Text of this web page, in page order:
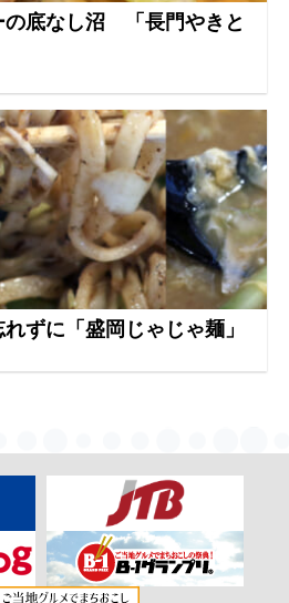
の底なし沼 「長門やきと
ずに「盛岡じゃじゃ麺」